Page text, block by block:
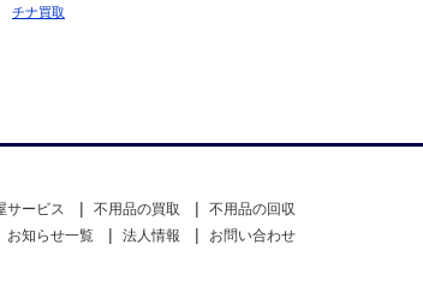
チナ買取
サービス 不用品の買取
不用品の回収
お知らせ一覧 法人情報 お問い合わせ